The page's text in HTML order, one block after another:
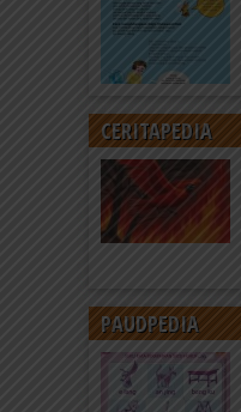
CERITAPEDIA
PAUDPEDIA